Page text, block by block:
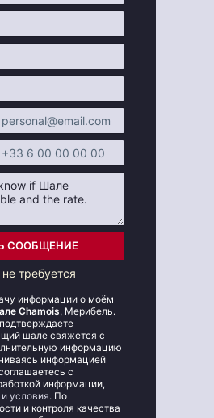
СООБЩЕНИЕ
требуется
информации о моём
Chamois, Мерибель.
шале свяжется с
информацию
информацией
с
информации,
условия. По
и контроля качества